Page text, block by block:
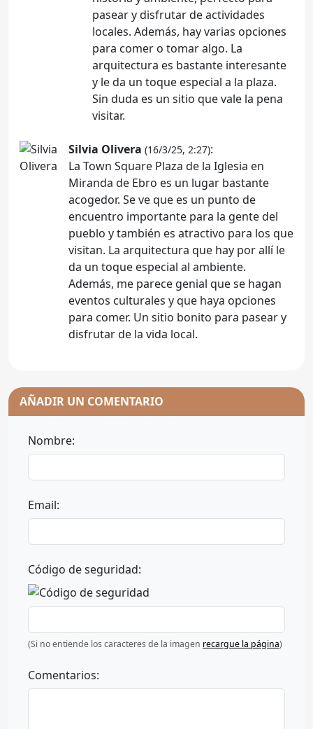
pasear y disfrutar de actividades
locales. Además, hay varias opciones
para comer o tomar algo. La
arquitectura es bastante interesante
y le da un toque especial a la plaza.
Sin duda es un sitio que vale la pena
visitar.
Silvia Olivera (16/3/25, 2:27):
La Town Square Plaza de la Iglesia en
Miranda de Ebro es un lugar bastante
acogedor. Se ve que es un punto de
encuentro importante para la gente del
pueblo y también es atractivo para los que
visitan. La arquitectura que hay por allí le
da un toque especial al ambiente.
Además, me parece genial que se hagan
eventos culturales y que haya opciones
para comer. Un sitio bonito para pasear y
disfrutar de la vida local.
AÑADIR UN COMENTARIO
Nombre:
Email:
Código de seguridad:
(Si no entiende los caracteres de la imagen recargue la página)
Comentarios: